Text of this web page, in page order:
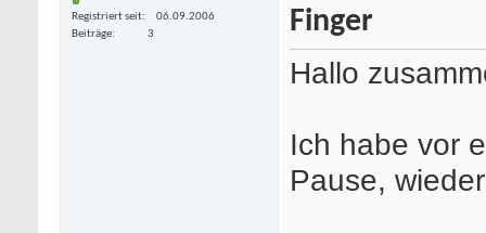
Registriert seit
06.09.2006
Beiträge
3
Finger
Hallo
Ich habe vor
Pause,